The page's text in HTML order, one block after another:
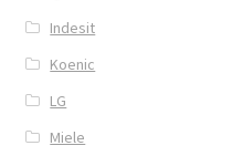
Indesit
Koenic
LG
Miele